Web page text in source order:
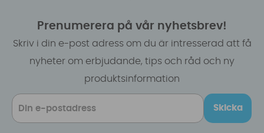
Prenumerera på vår nyhetsbrev!
Skriv i din e-post adress om du är intresserad att få
nyheter om erbjudande, tips och råd och ny
produktsinformation
Skicka